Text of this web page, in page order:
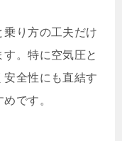
乗り方の工夫だけ
。特に空気圧と
安全性にも直結す
です。